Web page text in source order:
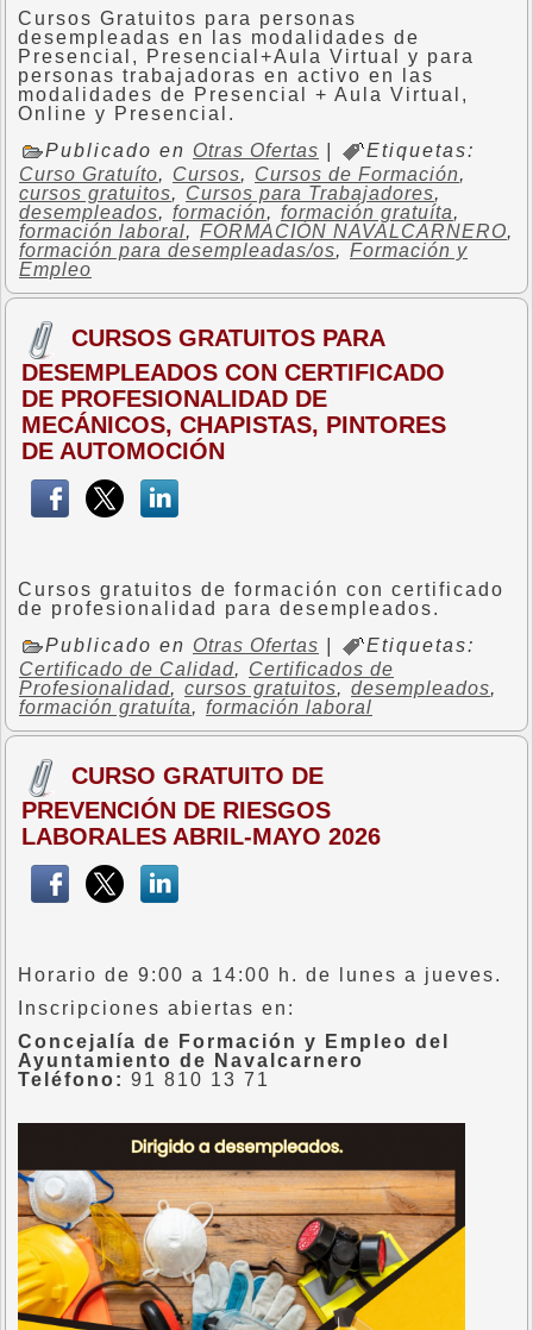
Cursos Gratuitos para personas
desempleadas en las modalidades de
Presencial, Presencial+Aula Virtual y para
personas trabajadoras en activo en las
modalidades de Presencial + Aula Virtual,
Online y Presencial.
Publicado en Otras Ofertas
Etiquetas:
Curso Gratuíto, Cursos, Cursos de Formación,
cursos gratuitos, Cursos para Trabajadores,
desempleados, formación, formación gratuíta,
formación laboral, FORMACIÓN NAVALCARNERO,
formación para desempleadas/os, Formación y
Empleo
CURSOS GRATUITOS PARA
DESEMPLEADOS CON CERTIFICADO
DE PROFESIONALIDAD DE
MECÁNICOS, CHAPISTAS, PINTORES
DE AUTOMOCIÓN
Cursos gratuitos de formación con certificado
de profesionalidad para desempleados.
Publicado en Otras Ofertas
Etiquetas:
Certificado de Calidad, Certificados de
Profesionalidad, cursos gratuitos, desempleados,
formación gratuíta, formación laboral
CURSO GRATUITO DE
PREVENCIÓN DE RIESGOS
LABORALES ABRIL-MAYO 2026
Horario de 9:00 a 14:00 h. de lunes a jueves.
Inscripciones abiertas en:
Concejalía de Formación y Empleo del
Ayuntamiento de Navalcarnero
Teléfono: 91 810 13 71